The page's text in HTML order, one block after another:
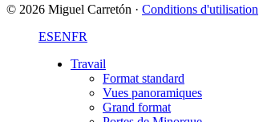
© 2026 Miguel Carretón · Conditions d'utilisation
ESENFR
Travail
Format standard
Vues panoramiques
Grand format